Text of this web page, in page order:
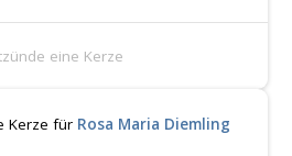
eine Kerze
Kerze für Rosa Maria Diemling